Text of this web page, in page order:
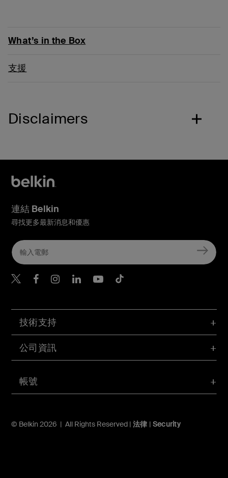
What’s in the Box
支援
Disclaimers
帳號
技術支持
公司資訊
© Belkin 2026 | All Rights Reserved | 法律 | Security
連結 Belkin
尋找更多最新消息和優惠
Belkin Twitter
Belkin Hong Kong
Belkin Instagram
Belkin Hong Kong
Belkin Youtube
Belkin TikTok